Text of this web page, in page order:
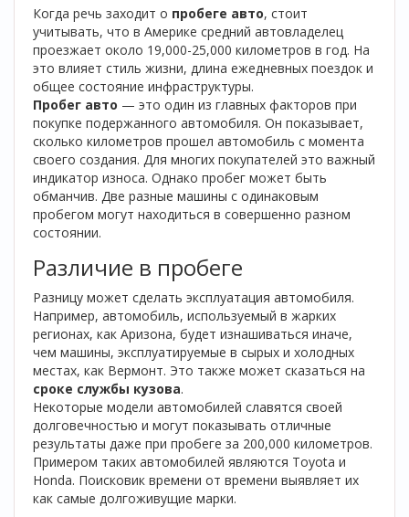
Когда речь заходит о пробеге авто, стоит
учитывать, что в Америке средний автовладелец
проезжает около 19,000-25,000 километров в год. На
это влияет стиль жизни, длина ежедневных поездок и
общее состояние инфраструктуры.
Пробег авто — это один из главных факторов при
покупке подержанного автомобиля. Он показывает,
сколько километров прошел автомобиль с момента
своего создания. Для многих покупателей это важный
индикатор износа. Однако пробег может быть
обманчив. Две разные машины с одинаковым
пробегом могут находиться в совершенно разном
состоянии.
Различие в пробеге
Разницу может сделать эксплуатация автомобиля.
Например, автомобиль, используемый в жарких
регионах, как Аризона, будет изнашиваться иначе,
чем машины, эксплуатируемые в сырых и холодных
местах, как Вермонт. Это также может сказаться на
сроке службы кузова.
Некоторые модели автомобилей славятся своей
долговечностью и могут показывать отличные
результаты даже при пробеге за 200,000 километров.
Примером таких автомобилей являются Toyota и
Honda. Поисковик времени от времени выявляет их
как самые долгоживущие марки.